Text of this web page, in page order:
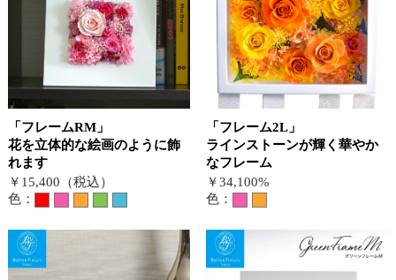
「フレームRM」
花を立体的な絵画のように飾
れます
￥15,400（税込）
色：
「フレーム2L」
ラインストーンが輝く華やか
なフレーム
￥34,100%
色：